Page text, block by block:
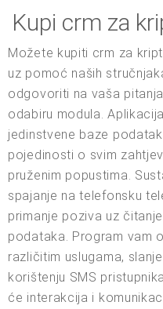
Kupi crm za
Možete kupiti crm za
uz pomoć naših
odgovoriti na vaša
odabiru modula.
jedinstvene baze
pojedinosti o svim
pruženim popustima.
spajanje na telefonsku
primanje poziva uz
podataka. Program vam
različitim uslugama,
korištenju SMS
će interakcija i